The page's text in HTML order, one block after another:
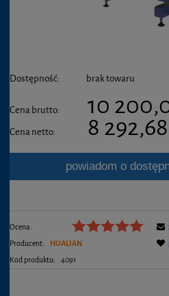
Dostępność: brak towaru
Cena brutto: 10
Cena netto: 8
powiadom o
Ocena:
Producent:
HUALIAN
Kod produktu: 4091